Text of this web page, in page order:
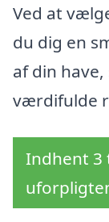
Ved at
du dig en
af din
værdifulde
Indhent 3